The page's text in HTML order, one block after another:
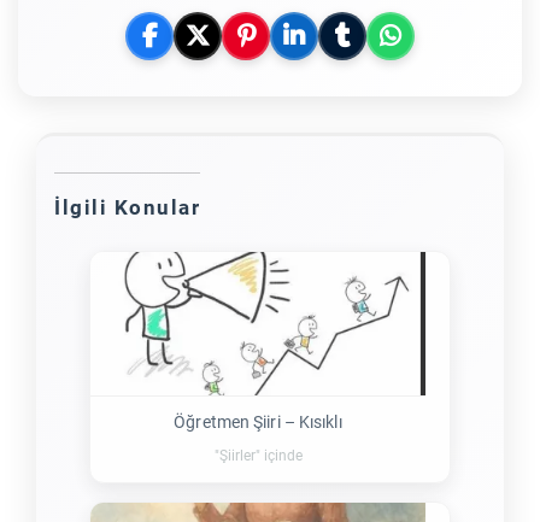
İlgili Konular
Öğretmen Şiiri – Kısıklı
"Şiirler" içinde